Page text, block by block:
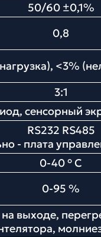
50/60 ±0,1%
0,8
<3%
3:1
сенсорный
RS232 RS485
- плата
0-40 ° С
0-95 %
выходе,